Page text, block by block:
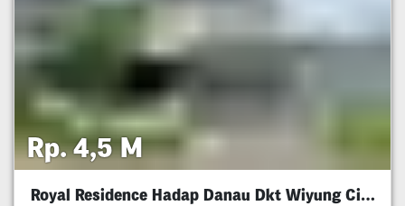
Rp. 4,5 M
Royal Residence Hadap Danau Dkt Wiyung Citraland